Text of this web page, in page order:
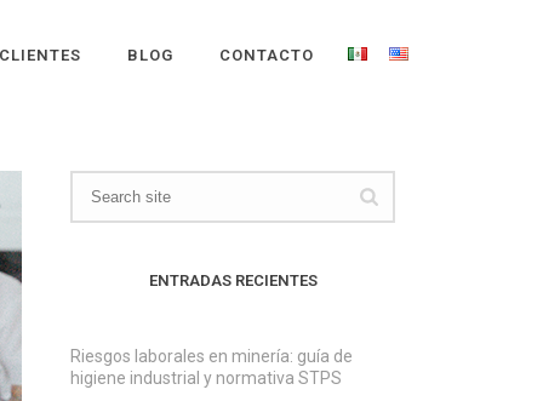
CLIENTES BLOG CONTACTO
ENTRADAS RECIENTES
Riesgos laborales en minería: guía de
higiene industrial y normativa STPS